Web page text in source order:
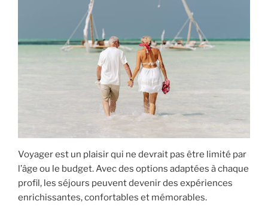
Voyager est un plaisir qui ne devrait pas être limité par
l’âge ou le budget. Avec des options adaptées à chaque
profil, les séjours peuvent devenir des expériences
enrichissantes, confortables et mémorables.